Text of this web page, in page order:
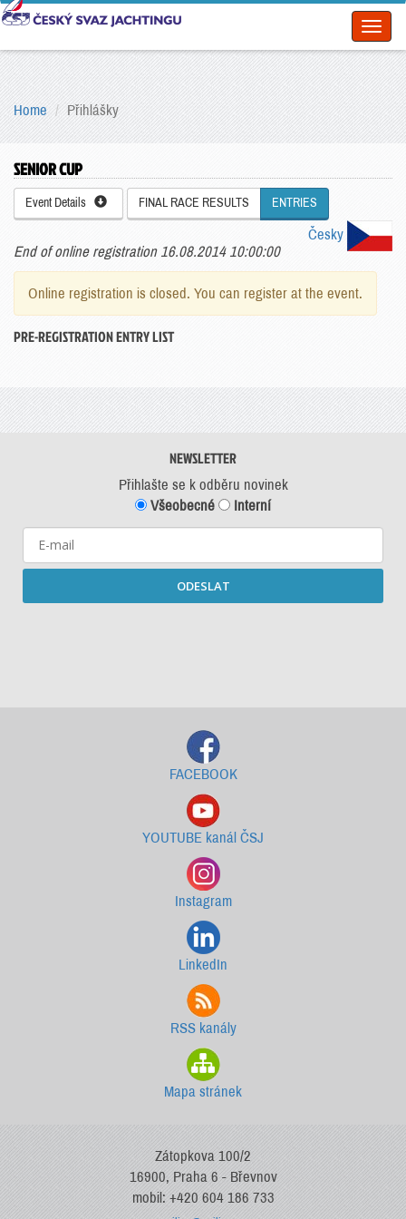
Home Přihlášky
SENIOR CUP
Event Details FINAL RACE RESULTS ENTRIES
Česky
End of online registration 16.08.2014 10:00:00
Online registration is closed. You can register at the event.
PRE-REGISTRATION ENTRY LIST
NEWSLETTER
Přihlašte se k odběru novinek
Všeobecné
Interní
ODESLAT
FACEBOOK
YOUTUBE kanál ČSJ
Instagram
LinkedIn
RSS kanály
Mapa stránek
Zátopkova 100/2
16900, Praha 6 - Břevnov
mobil: +420 604 186 733